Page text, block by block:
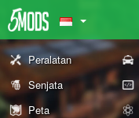
Peralatan
Senjata
Peta